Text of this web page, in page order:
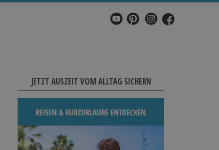
JETZT AUSZEIT VOM ALLTAG SICHERN